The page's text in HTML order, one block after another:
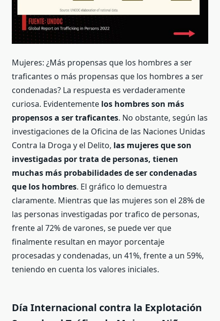
Mujeres: ¿Más propensas que los hombres a ser
traficantes o más propensas que los hombres a ser
condenadas? La respuesta es verdaderamente
curiosa. Evidentemente los hombres son más
propensos a ser traficantes. No obstante, según las
investigaciones de la Oficina de las Naciones Unidas
Contra la Droga y el Delito, las mujeres que son
investigadas por trata de personas, tienen
muchas más probabilidades de ser condenadas
que los hombres. El gráfico lo demuestra
claramente. Mientras que las mujeres son el 28% de
las personas investigadas por trafico de personas,
frente al 72% de varones, se puede ver que
finalmente resultan en mayor porcentaje
procesadas y condenadas, un 41%, frente a un 59%,
teniendo en cuenta los valores iniciales.
Día Internacional contra la Explotación